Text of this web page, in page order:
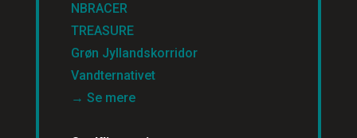
NBRACER
TREASURE
Grøn Jyllandskorridor
Vandternativet
→ Se mere